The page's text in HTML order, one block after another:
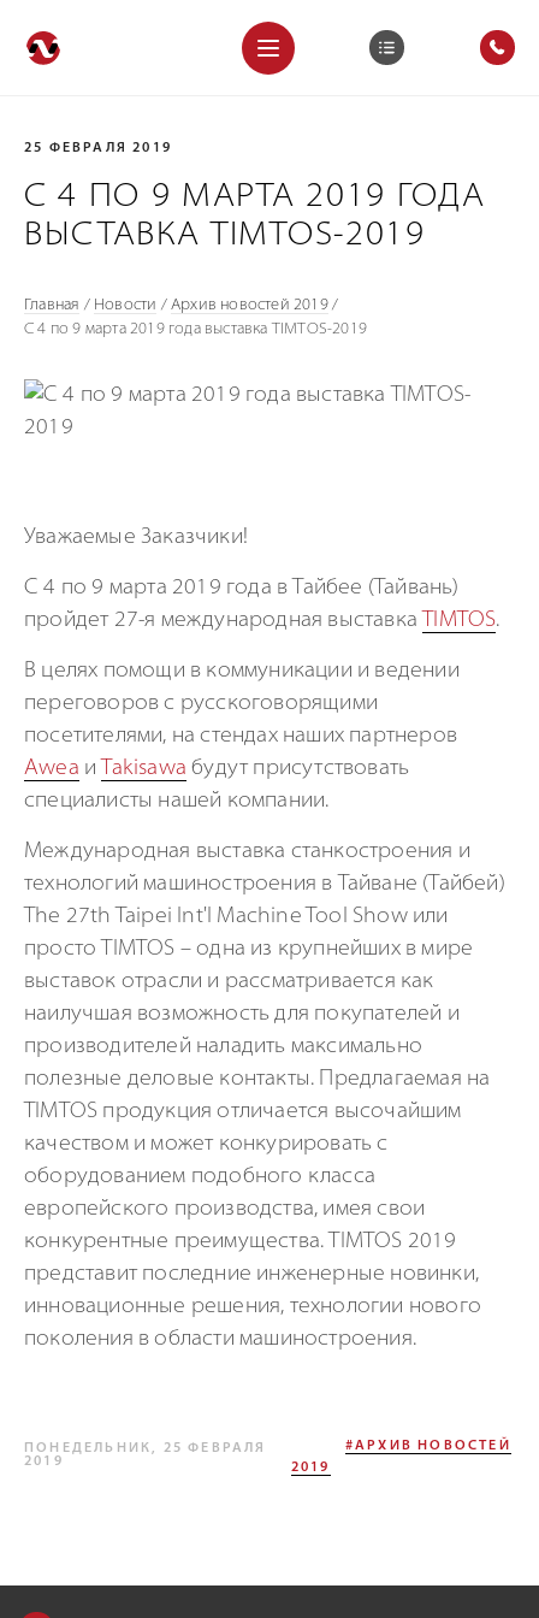
25 ФЕВРАЛЯ 2019
С 4 ПО 9 МАРТА 2019 ГОДА
ВЫСТАВКА TIMTOS-2019
Главная / Новости /Архив новостей 2019/
С 4 по 9 марта 2019 года выставка TIMTOS-2019
Уважаемые Заказчики!
С 4 по 9 марта 2019 года в Тайбее (Тайвань)
пройдет 27-я международная выставка TIMTOS.
В целях помощи в коммуникации и ведении
переговоров с русскоговорящими
посетителями, на стендах наших партнеров
Awea и Takisawa будут присутствовать
специалисты нашей компании.
Международная выставка станкостроения и
технологий машиностроения в Тайване (Тайбей)
The 27th Taipei Int'l Machine Tool Show или
просто TIMTOS – одна из крупнейших в мире
выставок отрасли и рассматривается как
наилучшая возможность для покупателей и
производителей наладить максимально
полезные деловые контакты. Предлагаемая на
TIMTOS продукция отличается высочайшим
качеством и может конкурировать с
оборудованием подобного класса
европейского производства, имея свои
конкурентные преимущества. TIMTOS 2019
представит последние инженерные новинки,
инновационные решения, технологии нового
поколения в области машиностроения.
ПОНЕДЕЛЬНИК, 25 ФЕВРАЛЯ
2019
#АРХИВ НОВОСТЕЙ
2019